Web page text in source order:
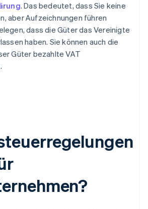
. Das bedeutet, dass Sie keine
aber Aufzeichnungen führen
dass die Güter das Vereinigte
haben. Sie können auch die
Güter bezahlte VAT